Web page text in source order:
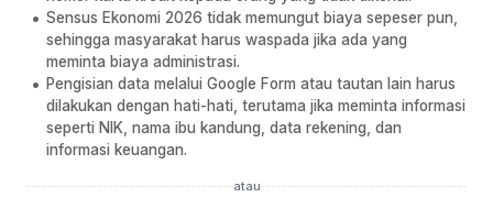
Sensus Ekonomi 2026 tidak memungut biaya sepeser pun,
sehingga masyarakat harus waspada jika ada yang
meminta biaya administrasi.
Pengisian data melalui Google Form atau tautan lain harus
dilakukan dengan hati-hati, terutama jika meminta informasi
seperti NIK, nama ibu kandung, data rekening, dan
informasi keuangan.
atau